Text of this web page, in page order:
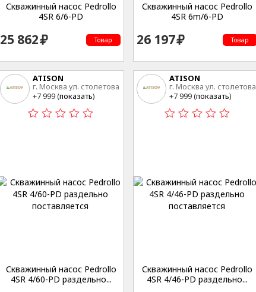
Скважинный насос Pedrollo
4SR 6/6-PD
25 862 Товар
Скважинный насос Pedrollo
4SR 6m/6-PD
26 197 Товар
ATISON
г. Москва ул. столетова
15
+7 999 (показать)
Скважинный насос Pedrollo
4SR 4/60-PD раздельно...
ATISON
г. Москва ул. столетова
15
+7 999 (показать)
Скважинный насос Pedrollo
4SR 4/46-PD раздельно...